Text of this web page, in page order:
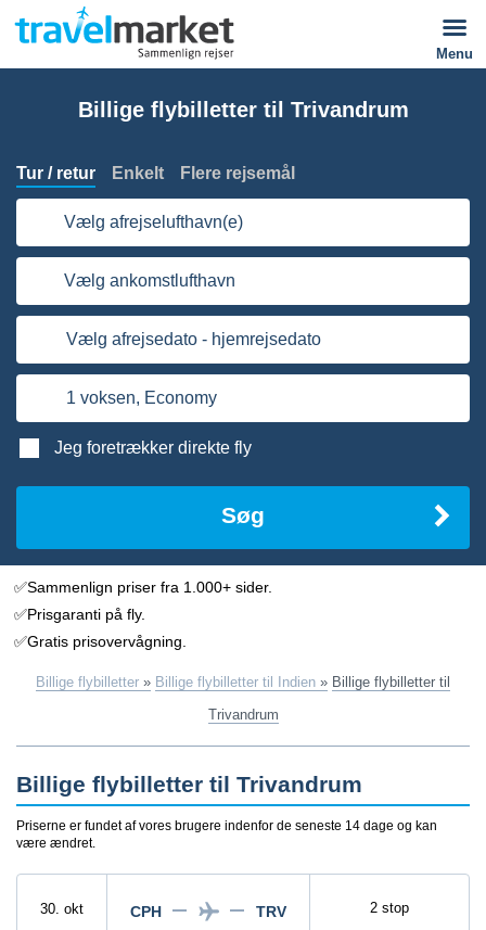
Menu
Billige flybilletter til Trivandrum
Tur / retur Enkelt Flere rejsemål
Vælg afrejselufthavn(e)
Vælg ankomstlufthavn
Vælg afrejsedato - hjemrejsedato
1 voksen, Economy
Søg
Jeg foretrækker direkte fly
✅Sammenlign priser fra 1.000+ sider.
✅Prisgaranti på fly.
✅Gratis prisovervågning.
Billige flybilletter » Billige flybilletter til Indien » Billige flybilletter til
Trivandrum
Billige flybilletter til Trivandrum
Priserne er fundet af vores brugere indenfor de seneste 14 dage og kan
være ændret.
30. okt CPH TRV 2 stop